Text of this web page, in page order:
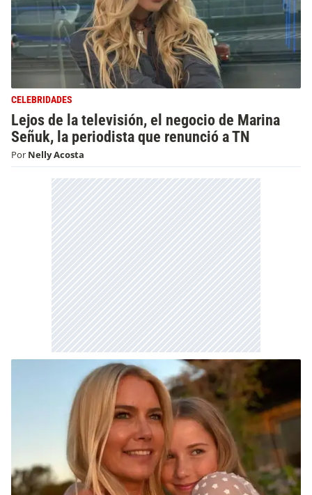
CELEBRIDADES
Lejos de la televisión, el negocio de Marina
Señuk, la periodista que renunció a TN
Por Nelly Acosta